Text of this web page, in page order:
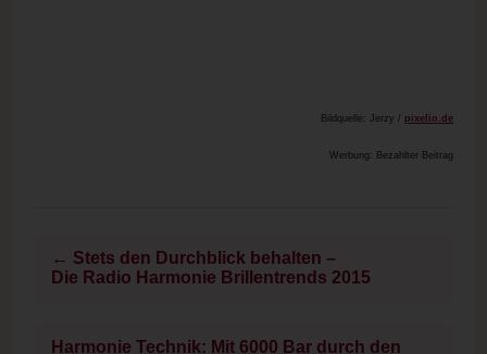
Bildquelle: Jerzy / pixelio.de
Werbung: Bezahlter Beitrag
← Stets den Durchblick behalten –
Die Radio Harmonie Brillentrends 2015
Harmonie Technik: Mit 6000 Bar durch den